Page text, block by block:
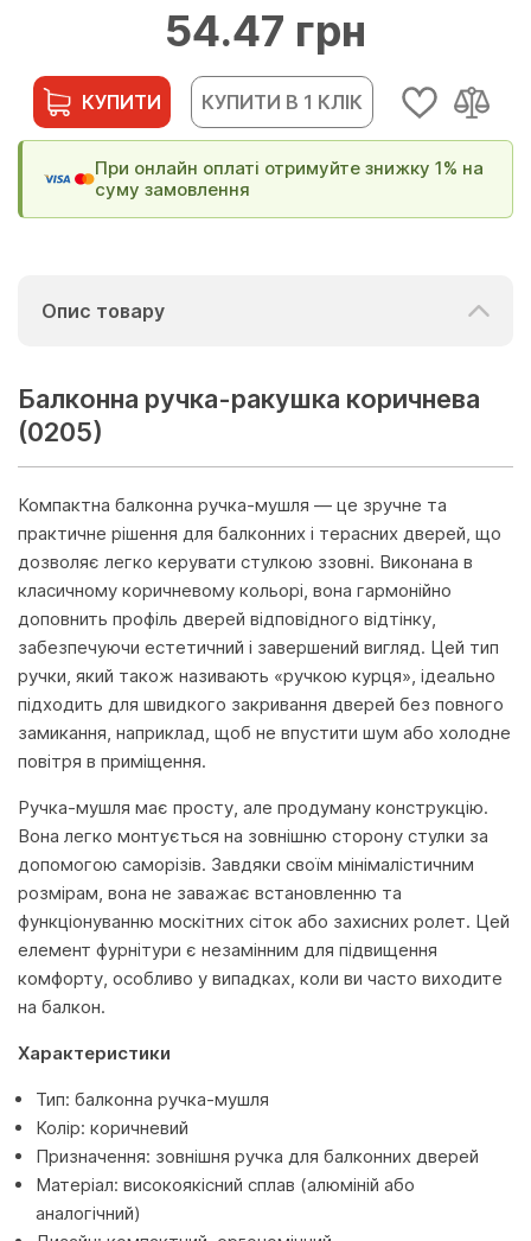
54.47 грн
КУПИТИ КУПИТИ В 1 КЛІК
При онлайн оплаті отримуйте знижку 1% на
суму замовлення
Опис товару
Балконна ручка-ракушка коричнева
(0205)
Компактна балконна ручка-мушля — це зручне та
практичне рішення для балконних і терасних дверей, що
дозволяє легко керувати стулкою ззовні. Виконана в
класичному коричневому кольорі, вона гармонійно
доповнить профіль дверей відповідного відтінку,
забезпечуючи естетичний і завершений вигляд. Цей тип
ручки, який також називають «ручкою курця», ідеально
підходить для швидкого закривання дверей без повного
замикання, наприклад, щоб не впустити шум або холодне
повітря в приміщення.
Ручка-мушля має просту, але продуману конструкцію.
Вона легко монтується на зовнішню сторону стулки за
допомогою саморізів. Завдяки своїм мінімалістичним
розмірам, вона не заважає встановленню та
функціонуванню москітних сіток або захисних ролет. Цей
елемент фурнітури є незамінним для підвищення
комфорту, особливо у випадках, коли ви часто виходите
на балкон.
Характеристики
Тип: балконна ручка-мушля
Колір: коричневий
Призначення: зовнішня ручка для балконних дверей
Матеріал: високоякісний сплав (алюміній або
аналогічний)